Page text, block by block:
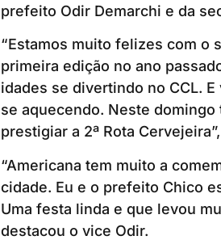
prefeito Odir Demarchi e da
“Estamos muito felizes com o
primeira edição no ano
idades se divertindo no CCL.
se aquecendo. Neste
prestigiar a 2ª Rota
“Americana tem muito a
cidade. Eu e o prefeito Chico
Uma festa linda e que levou
destacou o vice Odir.